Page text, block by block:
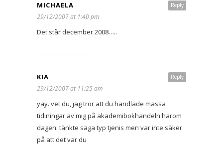
Reply
MICHAELA
29/12/2007 at 1:40 pm
Det står december 2008…..
Reply
KIA
29/12/2007 at 11:25 am
yay. vet du, jag tror att du handlade massa
tidiningar av mig på akademibokhandeln härom
dagen. tänkte säga typ tjenis men var inte säker
på att det var du